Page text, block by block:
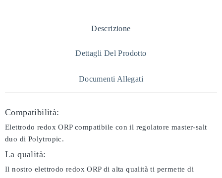
Descrizione
Dettagli Del Prodotto
Documenti Allegati
Compatibilità:
Elettrodo redox ORP compatibile con il regolatore master-salt
duo di Polytropic.
La qualità:
Il nostro elettrodo redox ORP di alta qualità ti permette di